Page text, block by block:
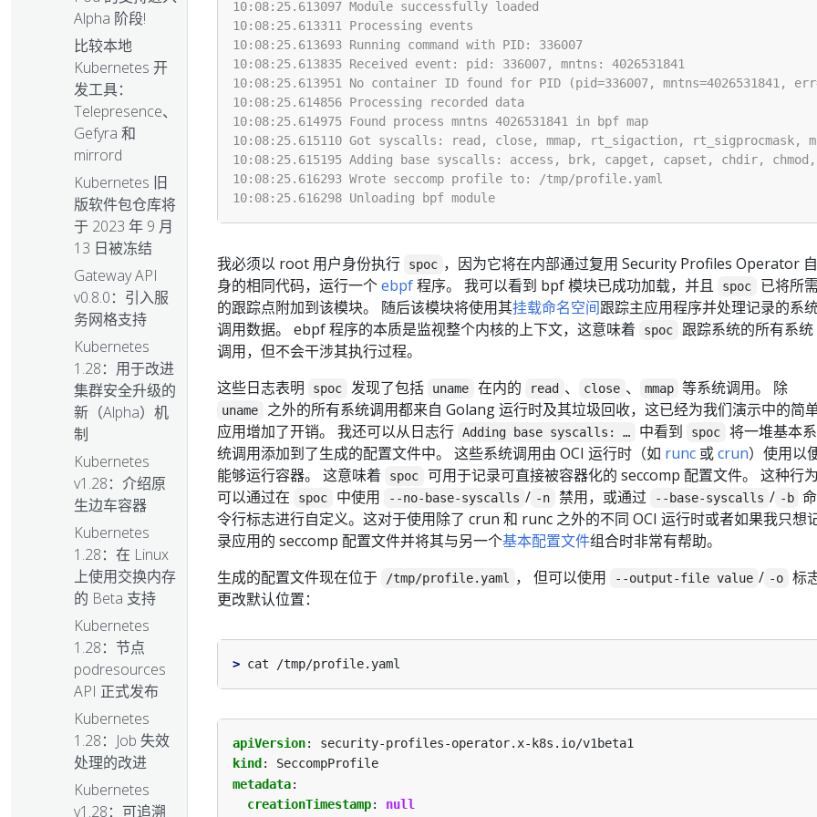
Alpha 阶段!
比较本地
Kubernetes 开
发工具：
Telepresence、
Gefyra 和
mirrord
Kubernetes 旧
版软件包仓库将
于 2023 年 9 月
13 日被冻结
Gateway API
v0.8.0：引入服
务网格支持
Kubernetes
1.28：用于改进
集群安全升级的
新（Alpha）机
制
Kubernetes
v1.28：介绍原
生边车容器
Kubernetes
1.28：在 Linux
上使用交换内存
的 Beta 支持
Kubernetes
1.28：节点
podresources
API 正式发布
Kubernetes
1.28：Job 失效
处理的改进
Kubernetes
v1.28：可追溯
我必须以 root 用户身份执行 spoc ，因为它将在内部通过复用 Security Profiles Operator 自
身的相同代码，运行一个ebpf程序。 我可以看到 bpf 模块已成功加载，并且 spoc
已将所需
的跟踪点附加到该模块。 随后该模块将使用其挂载命名空间跟踪主应用程序并处理记录的系
调用数据。 ebpf 程序的本质是监视整个内核的上下文，这意味着
spoc
跟踪系统的所有系统
调用，但不会干涉其执行过程。
这些日志表明
spoc 发现了包括 uname 在内的 read 、 close 、 mmap 等系统调用。 除
uname
之外的所有系统调用都来自 Golang 运行时及其垃圾回收，这已经为我们演示中的简
应用增加了开销。 我还可以从日志行 Adding base syscalls: … 中看到 spoc
将一堆基本系
统调用添加到了生成的配置文件中。 这些系统调用由 OCI 运行时（如 runc 或crun）使用以
能够运行容器。 这意味着
spoc
可用于记录可直接被容器化的 seccomp 配置文件。 这种行为
可以通过在
spoc 中使用 --no-base-syscalls / -n 禁用，或通过 --base-syscalls / -b 命
令行标志进行自定义。这对于使用除了 crun 和 runc 之外的不同 OCI 运行时或者如果我只想
录应用的 seccomp 配置文件并将其与另一个基本配置文件组合时非常有帮助。
生成的配置文件现在位于
/tmp/profile.yaml ， 但可以使用 --output-file value / -o
标
更改默认位置：
>
apiVersion:
security-profiles-operator.x-k8s.io/v1beta1
kind :
SeccompProfile
metadata:
creationTimestamp: null